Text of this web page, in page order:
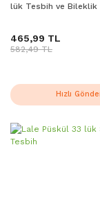
lük Tesbih ve Bileklik
465,99 TL
582,49 TL
Hızlı